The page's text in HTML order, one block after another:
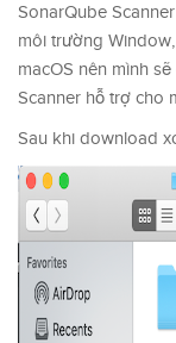
SonarQube
môi trường
macOS nên mình
Scanner hỗ trợ cho
Sau khi download